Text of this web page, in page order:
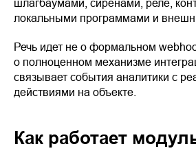
шлагбаумами, сиренами, реле,
локальными программами и
Речь идет не о формальном
о полноценном механизме
связывает события аналитики с
действиями на объекте.
Как работает